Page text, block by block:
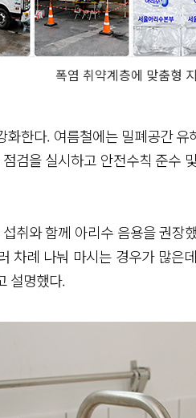
폭염 취약계층에 맞춤형
화한다. 여름철에는 밀폐공간
검을 실시하고 안전수칙 준수
취와 함께 아리수 음용을 권장
차례 나눠 마시는 경우가 많은
설명했다.